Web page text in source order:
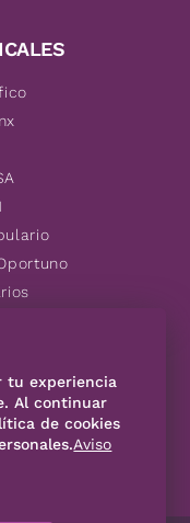
tu experiencia
Al continuar
de cookies
Aviso